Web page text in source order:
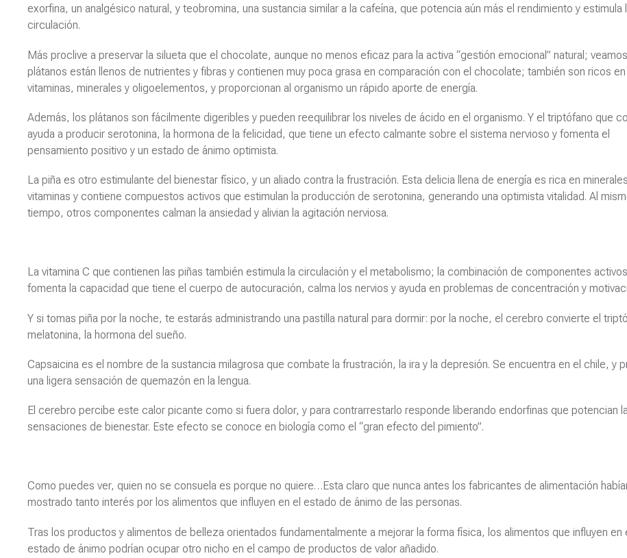
exorfina, un analgésico natural, y teobromina, una sustancia similar a la cafeína, que potencia aún más el rendimiento y estimula
circulación.
Más proclive a preservar la silueta que el chocolate, aunque no menos eficaz para la activa “gestión emocional” natural;
plátanos están llenos de nutrientes y fibras y contienen muy poca grasa en comparación con el chocolate; también son ricos en
vitaminas, minerales y oligoelementos, y proporcionan al organismo un rápido aporte de energía.
Además, los plátanos son fácilmente digeribles y pueden reequilibrar los niveles de ácido en el organismo. Y el triptófano que
ayuda a producir serotonina, la hormona de la felicidad, que tiene un efecto calmante sobre el sistema nervioso y fomenta el
pensamiento positivo y un estado de ánimo optimista.
La piña es otro estimulante del bienestar físico, y un aliado contra la frustración. Esta delicia llena de energía es rica en
vitaminas y contiene compuestos activos que estimulan la producción de serotonina, generando una optimista vitalidad. Al
tiempo, otros componentes calman la ansiedad y alivian la agitación nerviosa.
La vitamina C que contienen las piñas también estimula la circulación y el metabolismo; la combinación de componentes activos
fomenta la capacidad que tiene el cuerpo de autocuración, calma los nervios y ayuda en problemas de concentración y
Y si tomas piña por la noche, te estarás administrando una pastilla natural para dormir: por la noche, el cerebro convierte el
melatonina, la hormona del sueño.
Capsaicina es el nombre de la sustancia milagrosa que combate la frustración, la ira y la depresión. Se encuentra en el chile, y
una ligera sensación de quemazón en la lengua.
El cerebro percibe este calor picante como si fuera dolor, y para contrarrestarlo responde liberando endorfinas que potencian
sensaciones de bienestar. Este efecto se conoce en biología como el “gran efecto del pimiento”.
Como puedes ver, quien no se consuela es porque no quiere…Esta claro que nunca antes los fabricantes de alimentación
mostrado tanto interés por los alimentos que influyen en el estado de ánimo de las personas.
Tras los productos y alimentos de belleza orientados fundamentalmente a mejorar la forma física, los alimentos que influyen en
estado de ánimo podrían ocupar otro nicho en el campo de productos de valor añadido.